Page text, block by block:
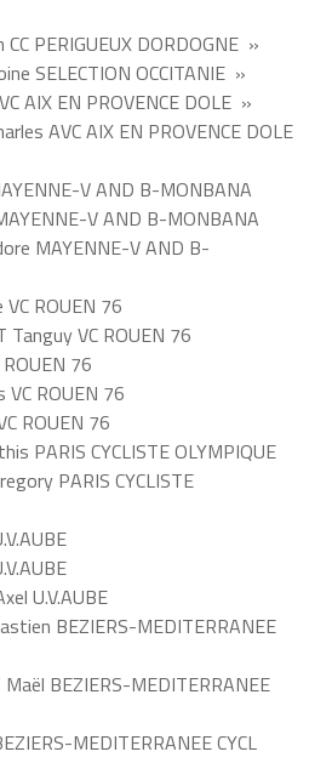
PERIGUEUX DORDOGNE »
SELECTION OCCITANIE »
AIX EN PROVENCE DOLE »
AVC AIX EN PROVENCE DOLE
V AND B-MONBANA
V AND B-MONBANA
MAYENNE-V AND B-
ROUEN 76
Tanguy VC ROUEN 76
76
VC ROUEN 76
ROUEN 76
PARIS CYCLISTE OLYMPIQUE
PARIS CYCLISTE
U.V.AUBE
BEZIERS-MEDITERRANEE
BEZIERS-MEDITERRANEE
MEDITERRANEE CYCL